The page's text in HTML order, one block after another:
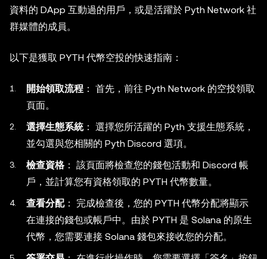
資料的 DApp 互動過的用戶，或是活躍於 Pyth Network 社
群媒體的成員。
以下是獲取 PYTH 代幣空投的快速指南：
開始領取流程 ： 首先，前往 Pyth Network 的空投領取
頁面。
選擇生態系統： 選擇您所活躍的 Pyth 支援生態系統，
並勾選與您相關的 Pyth Discord 選項。
檢查資格： 該頁面將檢查您的錢包活動和 Discord 帳
戶，並計算您有資格領取的 PYTH 代幣數量。
查看分配： 完成檢查後，您的 PYTH 代幣分配將顯示
在連接的錢包或帳戶中。由於 PYTH 是 Solana 的原生
代幣，您需要連接 Solana 錢包來接收您的分配。